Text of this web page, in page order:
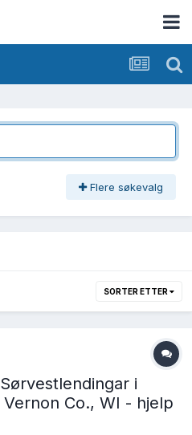
Flere søkevalg
SORTER ETTER
i
Co., WI - hjelp